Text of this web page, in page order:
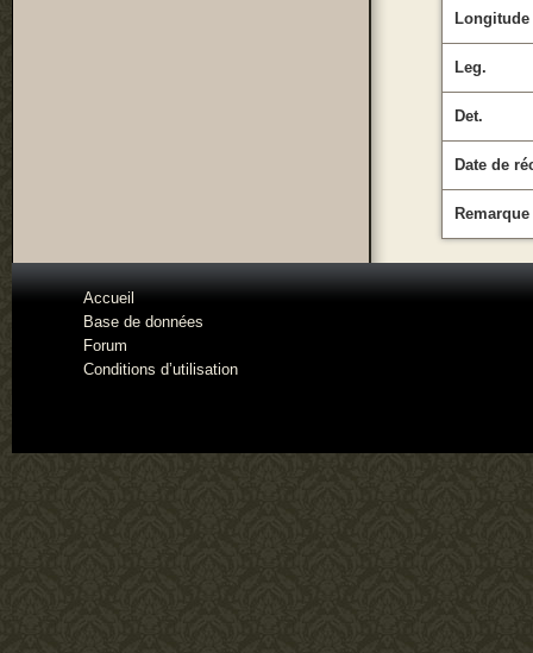
Longitude
Leg.
Det.
Date de
Remarque
Accueil
Base de données
Forum
Conditions d’utilisation